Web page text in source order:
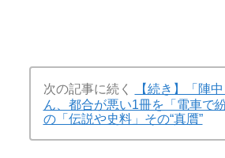
次の記事に続く
【続き】「陣
ん、都合が悪い1冊を「電車で
の「伝説や史料」その“真贋”